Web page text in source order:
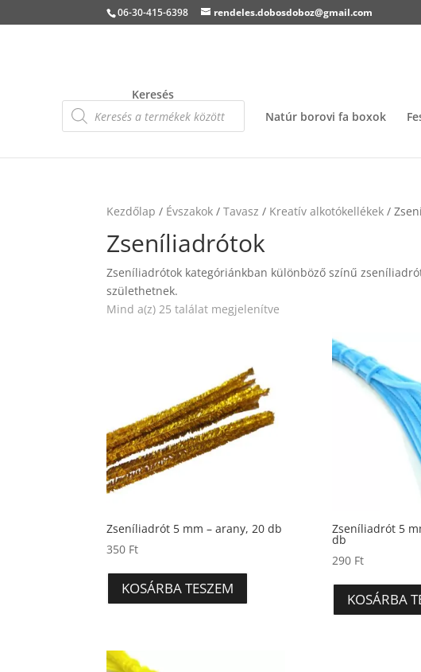
06-30-415-6398 rendeles.dobosdoboz@gmail.com
Keresés
Products
search Natúr borovi fa boxok
Kezdőlap / Évszakok /Tavasz / Kreatív alkotókellékek /
Zseníliadrótok
Zseníliadrótok kategóriánkban különböző színű
születhetnek.
Mind a(z) 25 találat megjelenítve
Zseníliadrót 5 mm – arany, 20 db
350 Ft
KOSÁRBA TESZEM
Zseníliadrót 5
db
290 Ft
KOSÁRBA